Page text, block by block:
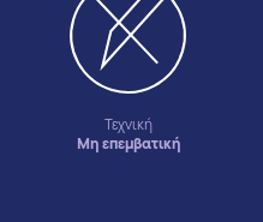
Τεχνική
Μη επεμβατική